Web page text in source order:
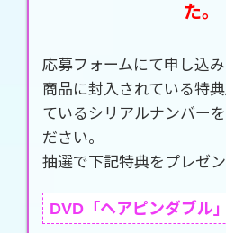
た。
応募フォームにて申し込み
商品に封入されている特
ているシリアルナンバー
ださい。
抽選で下記特典をプレゼン
DVD「ヘアピンダブル